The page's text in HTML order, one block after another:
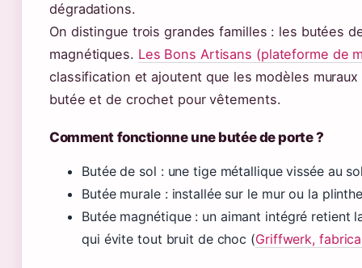
dégradations.
On distingue trois grandes familles : les butées
magnétiques. Les Bons Artisans (plateforme de
classification et ajoutent que les modèles
butée et de crochet pour vêtements.
Comment fonctionne une butée de porte ?
Butée de sol : une tige métallique vissée au
Butée murale : installée sur le mur ou la
Butée magnétique : un aimant intégré
qui évite tout bruit de choc (Griffwerk,